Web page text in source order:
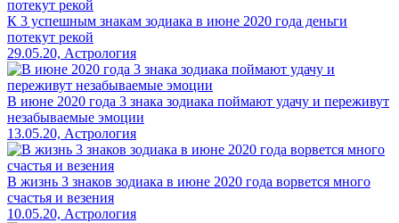
К 3 успешным знакам зодиака в июне 2020 года деньги
потекут рекой
29.05.20, Астрология
В июне 2020 года 3 знака зодиака поймают удачу и переживут
незабываемые эмоции
13.05.20, Астрология
В жизнь 3 знаков зодиака в июне 2020 года ворвется много
счастья и везения
10.05.20, Астрология